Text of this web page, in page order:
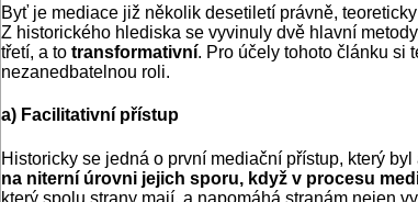
Byť je mediace již několik desetiletí právně,
Z historického hlediska se vyvinuly dvě hlavní
třetí, a to transformativní. Pro účely tohoto článku si
nezanedbatelnou roli.
a) Facilitativní přístup
Historicky se jedná o první mediační přístup, který
na niterní úrovni jejich sporu, když v procesu
který spolu strany mají, a napomáhá stranám nejen